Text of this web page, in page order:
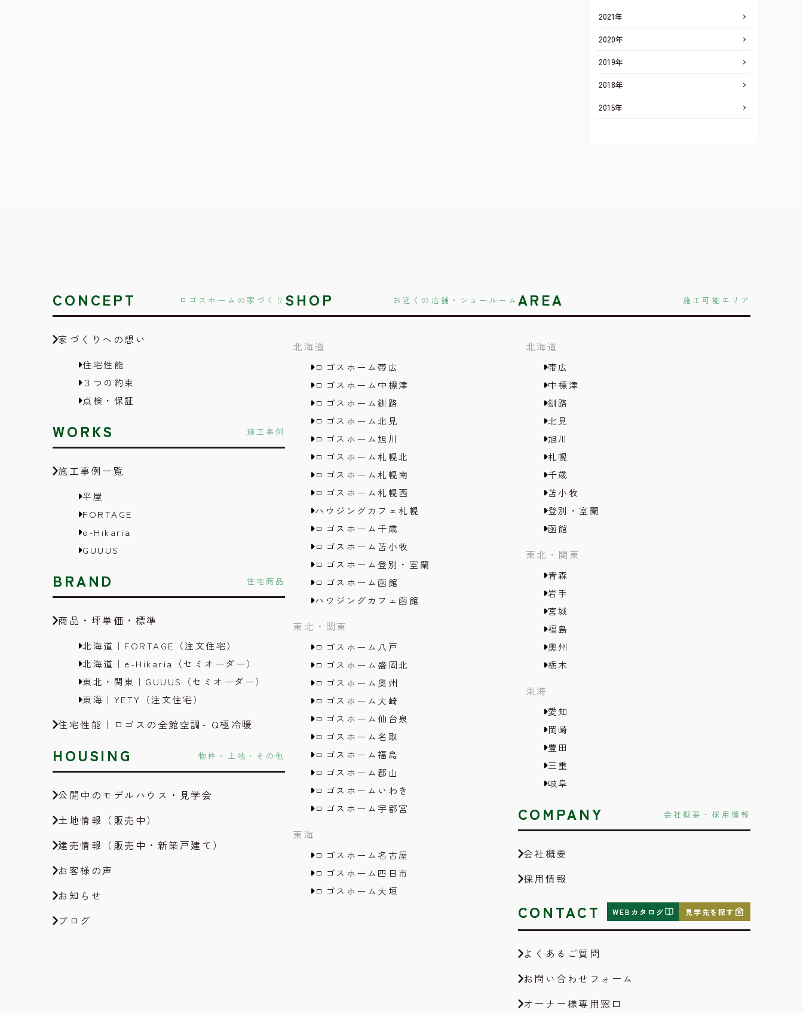
2021年
2020年
2019年
2018年
2015年
CONCEPT ロゴスホームの家づくり
家づくりへの想い
住宅性能
３つの約束
点検・保証
WORKS 施工事例
施工事例一覧
平屋
FORTAGE
e-Hikaria
GUUUS
BRAND 住宅商品
商品・坪単価・標準
北海道｜FORTAGE（注文住宅）
北海道｜e-Hikaria（セミオーダー）
東北・関東｜GUUUS（セミオーダー）
東海｜YETY（注文住宅）
住宅性能｜ロゴスの全館空調- Q極冷暖
HOUSING 物件・土地・その他
公開中のモデルハウス・見学会
土地情報（販売中）
建売情報（販売中・新築戸建て）
お客様の声
お知らせ
ブログ
SHOP お近くの店舗・ショールーム
北海道
ロゴスホーム帯広
ロゴスホーム中標津
ロゴスホーム釧路
ロゴスホーム北見
ロゴスホーム旭川
ロゴスホーム札幌北
ロゴスホーム札幌南
ロゴスホーム札幌西
ハウジングカフェ札幌
ロゴスホーム千歳
ロゴスホーム苫小牧
ロゴスホーム登別・室蘭
ロゴスホーム函館
ハウジングカフェ函館
東北・関東
ロゴスホーム八戸
ロゴスホーム盛岡北
ロゴスホーム奥州
ロゴスホーム大崎
ロゴスホーム仙台泉
ロゴスホーム名取
ロゴスホーム福島
ロゴスホーム郡山
ロゴスホームいわき
ロゴスホーム宇都宮
東海
ロゴスホーム名古屋
ロゴスホーム四日市
ロゴスホーム大垣
AREA 施工可能エリア
北海道
帯広
中標津
釧路
北見
旭川
札幌
千歳
苫小牧
登別・室蘭
函館
東北・関東
青森
岩手
宮城
福島
奥州
栃木
東海
愛知
岡崎
豊田
三重
岐阜
COMPANY 会社概要・採用情報
会社概要
採用情報
CONTACT WEBカタログ 見学先を探す
よくあるご質問
お問い合わせフォーム
オーナー様専用窓口